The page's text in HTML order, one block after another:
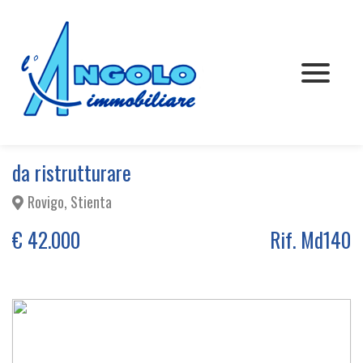
VENDITA
Rustici
Villette
Commerciale
Appartamenti
Rustici
Villette
CHI SIAMO
CONTATTI
da ristrutturare
Rovigo, Stienta
€ 42.000 Rif. Md140